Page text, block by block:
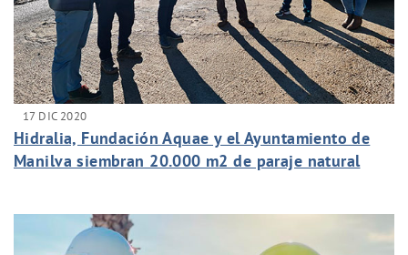
17 DIC 2020
Hidralia, Fundación Aquae y el Ayuntamiento de
Manilva siembran 20.000 m2 de paraje natural